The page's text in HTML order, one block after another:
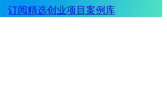
订阅精选创业项目案例库